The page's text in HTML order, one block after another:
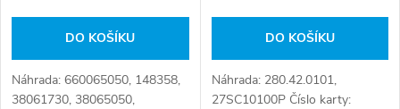
DO KOŠÍKU
Náhrada: 660065050, 148358,
38061730, 38065050,
DO KOŠÍKU
Náhrada: 280.42.0101,
27SC10100P Číslo karty: